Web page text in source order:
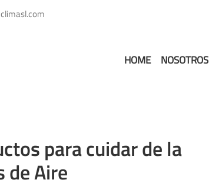
HOME NOSOTROS
para cuidar de la
de Aire